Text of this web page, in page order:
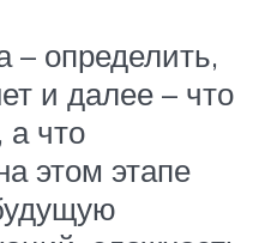
– определить,
и далее – что
а что
этом этапе